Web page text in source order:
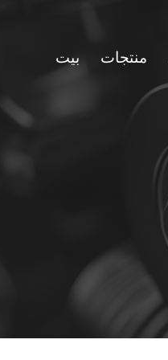
بيت منتجات